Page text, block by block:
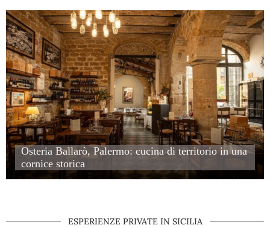
Osteria Ballarò, Palermo: cucina di territorio in una cornice
Osteria Ballarò, Palermo: cucina di territorio in una cornice
Osteria Ballarò, Palermo: cucina di territorio in una
cornice storica
ESPERIENZE PRIVATE IN SICILIA